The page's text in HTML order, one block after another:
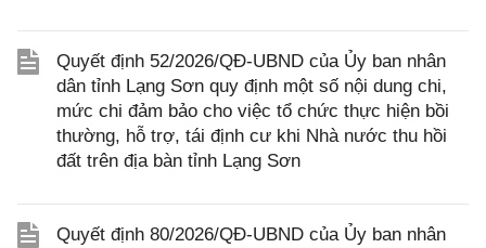
Quyết định 52/2026/QĐ-UBND của Ủy ban nhân
dân tỉnh Lạng Sơn quy định một số nội dung chi,
mức chi đảm bảo cho việc tổ chức thực hiện bồi
thường, hỗ trợ, tái định cư khi Nhà nước thu hồi
đất trên địa bàn tỉnh Lạng Sơn
Quyết định 80/2026/QĐ-UBND của Ủy ban nhân